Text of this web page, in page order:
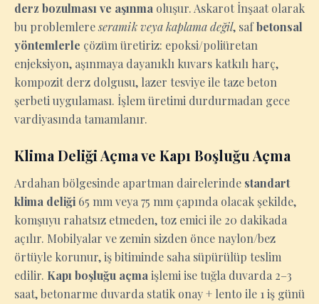
derz bozulması ve aşınma oluşur. Askarot İnşaat olarak
bu problemlereseramik veya kaplama değil, safbetonsal
yöntemlerle çözüm üretiriz: epoksi/poliüretan
enjeksiyon, aşınmaya dayanıklı kuvars katkılı harç,
kompozit derz dolgusu, lazer tesviye ile taze beton
şerbeti uygulaması. İşlem üretimi durdurmadan gece
vardiyasında tamamlanır.
Klima Deliği Açma ve Kapı Boşluğu Açma
Ardahan bölgesinde apartman dairelerinde standart
klima deliği 65 mm veya 75 mm çapında olacak şekilde,
komşuyu rahatsız etmeden, toz emici ile 20 dakikada
açılır. Mobilyalar ve zemin sizden önce naylon/bez
örtüyle korunur, iş bitiminde saha süpürülüp teslim
edilir. Kapı boşluğu açma işlemi ise tuğla duvarda 2–3
saat, betonarme duvarda statik onay + lento ile 1 iş günü